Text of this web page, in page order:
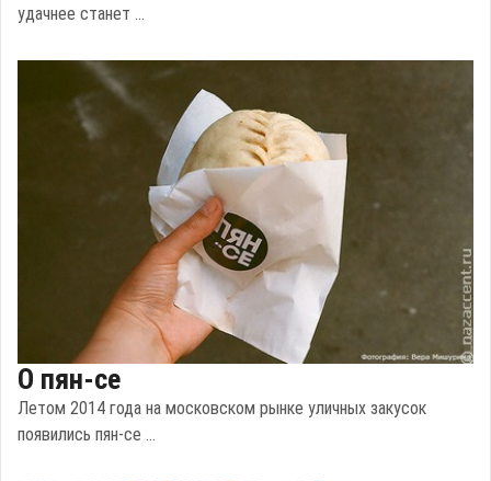
удачнее станет ...
О пян-се
Летом 2014 года на московском рынке уличных закусок
появились пян-се ...